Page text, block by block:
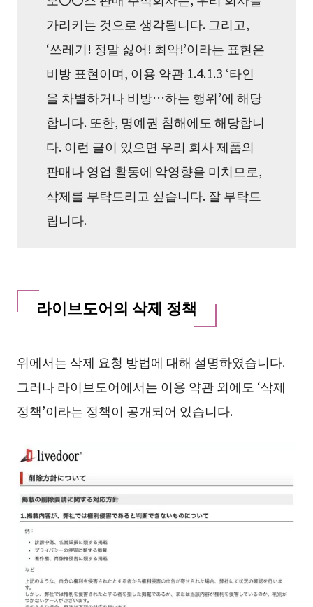
가리키는 것으로 생각됩니다. 그리고,
‘쓰레기! 정말 싫어! 최악!’이라는 표현은
비방 표현이며, 이용 약관 1.4.1.3 ‘타인
을 차별하거나 비방…하는 행위’에 해당
합니다. 또한, 명예권 침해에도 해당합니
다. 이런 글이 있으면 우리 회사 제품의
판매나 영업 활동에 악영향을 미치므로,
삭제를 부탁드리고 싶습니다. 잘 부탁드
립니다.
라이브도어의 삭제 정책
위에서는 삭제 요청 방법에 대해 설명하였습니다.
그러나 라이브도어에서는 이용 약관 외에도 ‘삭제
정책’이라는 정책이 공개되어 있습니다.